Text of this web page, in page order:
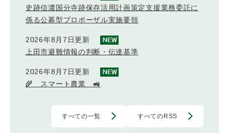
史跡信濃国分寺跡保存活用計画策定支援業務委託に
係る公募型プロポーザル実施要領
2026年8月7日更新
上田市避難情報の判断・伝達基準
2026年8月7日更新
🌾 スマート農業 🚜
すべての一覧 すべてのRSS